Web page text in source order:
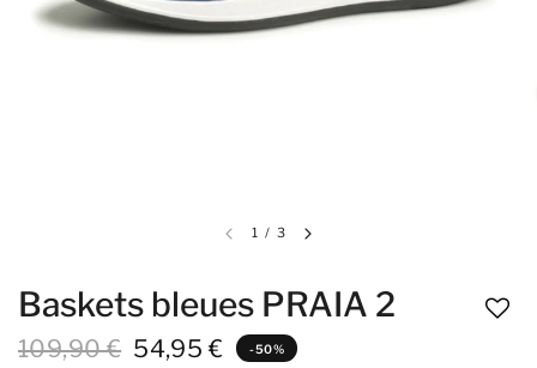
1 / 3
Baskets bleues PRAIA 2
109,90 € 54,95 € -50%